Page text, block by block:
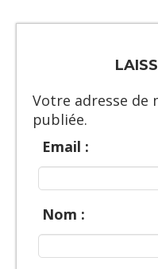
Votre adresse de
publiée.
Email :
Nom :